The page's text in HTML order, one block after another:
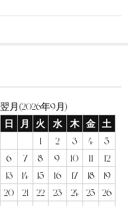
翌月(2026年9月)
日
月 火 水 木 金
土
1
2 3 4
5
6
7 8 9 10 11
12
13
14 15 16 17 18
19
20
21 22 23 24 25
26